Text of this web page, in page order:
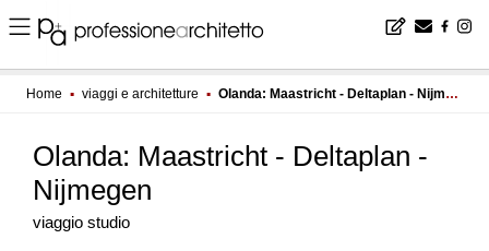
Home ▪ viaggi e architetture ▪ Olanda: Maastricht - Deltaplan - Nijmegen
Olanda: Maastricht - Deltaplan -
Nijmegen
viaggio studio